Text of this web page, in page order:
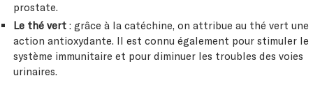
prostate.
Le thé vert: grâce à la catéchine, on attribue au thé vert une
action antioxydante. Il est connu également pour stimuler le
système immunitaire et pour diminuer les troubles des voies
urinaires.